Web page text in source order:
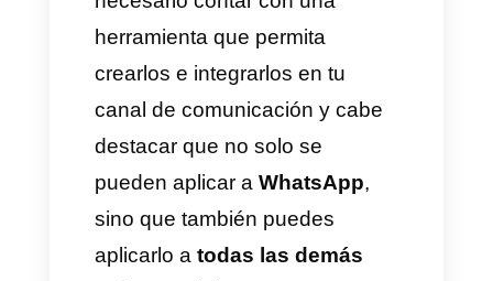
forma manual, aunque existen
algunos que tienen
incorporaday pueden aprender
por sí mismos como hablar y
entablar conversaciones a la
vez que responder preguntas a